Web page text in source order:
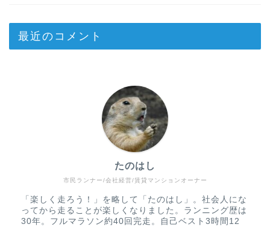
最近のコメント
市民ランナー/会社経営/賃貸マンションオーナー
たのはし
「楽しく走ろう！」を略して「たのはし」。社会人にな
ってから走ることが楽しくなりました。ランニング歴は
30年。フルマラソン約40回完走。自己ベスト3時間12